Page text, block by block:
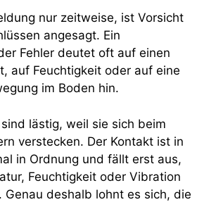
nur zeitweise, ist Vorsicht
angesagt. Ein
Fehler deutet oft auf einen
auf Feuchtigkeit oder auf eine
im Boden hin.
lästig, weil sie sich beim
verstecken. Der Kontakt ist in
in Ordnung und fällt erst aus,
Feuchtigkeit oder Vibration
Genau deshalb lohnt es sich, die